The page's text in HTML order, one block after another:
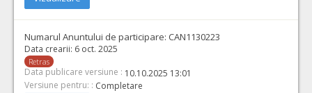
TVA:
Numarul Anuntului de participare: CAN1130223
Data crearii: 6 oct. 2025
Retras
Data publicare versiune : 10.10.2025 13:01
Versiune pentru: : Completare